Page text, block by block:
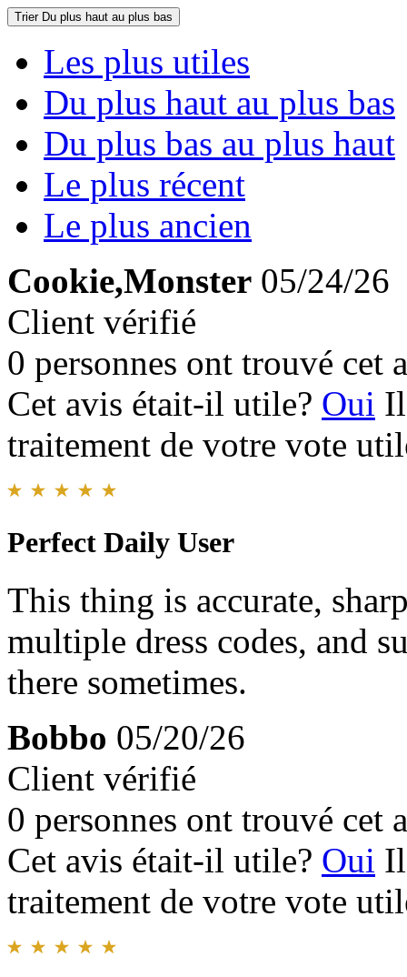
Trier Du plus haut au plus bas
Les plus utiles
Du plus haut au plus bas
Du plus bas au plus haut
Le plus récent
Le plus ancien
Cookie,Monster 05/24/26
Client vérifié
0 personnes ont trouvé cet
Cet avis était-il utile? Oui
traitement de votre vote
Perfect Daily User
This thing is accurate,
multiple dress codes, and
there sometimes.
Bobbo 05/20/26
Client vérifié
0 personnes ont trouvé cet
Cet avis était-il utile? Oui
traitement de votre vote